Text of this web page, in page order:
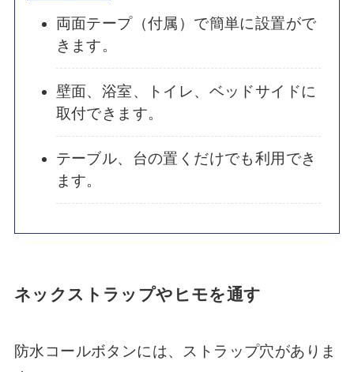
両面テープ（付属）で簡単に設置がで
きます。
壁面、浴室、トイレ、ベッドサイドに
取付できます。
テーブル、台の置くだけでも利用でき
ます。
ネックストラップやヒモを通す
防水コールボタンには、ストラップ穴がありま